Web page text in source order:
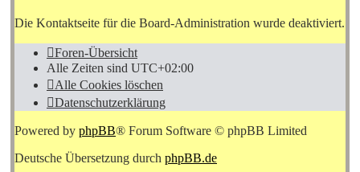
Die Kontaktseite für die Board-Administration wurde deaktiviert.
Foren-Übersicht
Alle Zeiten sind UTC+02:00
Alle Cookies löschen
Datenschutzerklärung
Powered by phpBB® Forum Software © phpBB Limited
Deutsche Übersetzung durch phpBB.de